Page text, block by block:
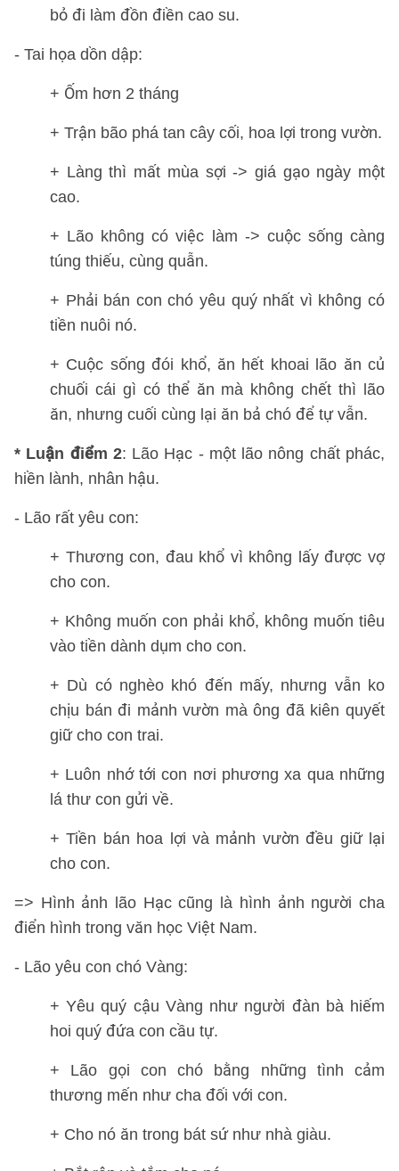
bỏ đi làm đồn điền cao su.
- Tai họa dồn dập:
+ Ốm hơn 2 tháng
+ Trận bão phá tan cây cối, hoa lợi trong vườn.
+ Làng thì mất mùa sợi -> giá gạo ngày một
cao.
+ Lão không có việc làm -> cuộc sống càng
túng thiếu, cùng quẫn.
+ Phải bán con chó yêu quý nhất vì không có
tiền nuôi nó.
+ Cuộc sống đói khổ, ăn hết khoai lão ăn củ
chuối cái gì có thể ăn mà không chết thì lão
ăn, nhưng cuối cùng lại ăn bả chó để tự vẫn.
* Luận điểm 2: Lão Hạc - một lão nông chất phác,
hiền lành, nhân hậu.
- Lão rất yêu con:
+ Thương con, đau khổ vì không lấy được vợ
cho con.
+ Không muốn con phải khổ, không muốn tiêu
vào tiền dành dụm cho con.
+ Dù có nghèo khó đến mấy, nhưng vẫn ko
chịu bán đi mảnh vườn mà ông đã kiên quyết
giữ cho con trai.
+ Luôn nhớ tới con nơi phương xa qua những
lá thư con gửi về.
+ Tiền bán hoa lợi và mảnh vườn đều giữ lại
cho con.
=> Hình ảnh lão Hạc cũng là hình ảnh người cha
điển hình trong văn học Việt Nam.
- Lão yêu con chó Vàng:
+ Yêu quý cậu Vàng như người đàn bà hiếm
hoi quý đứa con cầu tự.
+ Lão gọi con chó bằng những tình cảm
thương mến như cha đối với con.
+ Cho nó ăn trong bát sứ như nhà giàu.